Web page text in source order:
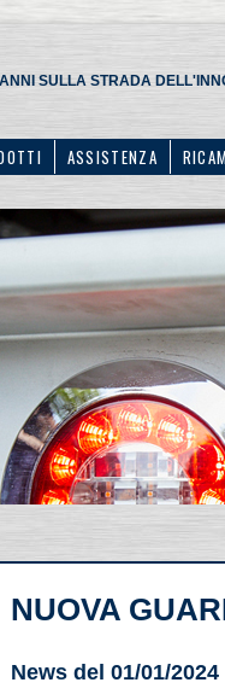
SULLA STRADA
ASSISTENZA
NUOVA
News del 01/01/2024